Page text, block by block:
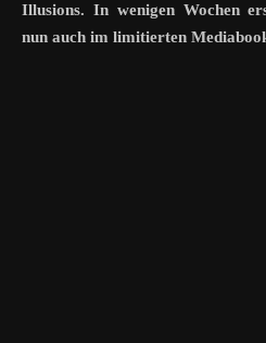
Illusions. In wenigen Wochen
nun auch im limitierten